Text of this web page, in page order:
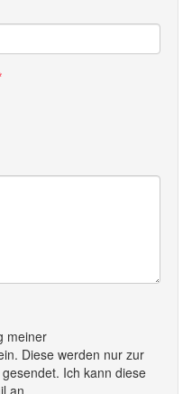
meiner
Diese werden nur zur
Ich kann diese